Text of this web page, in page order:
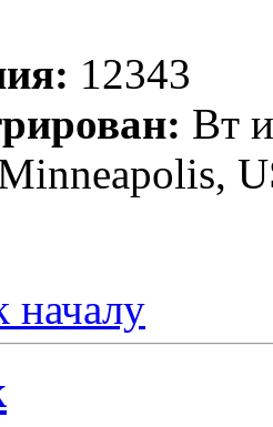
12343
Вт
началу